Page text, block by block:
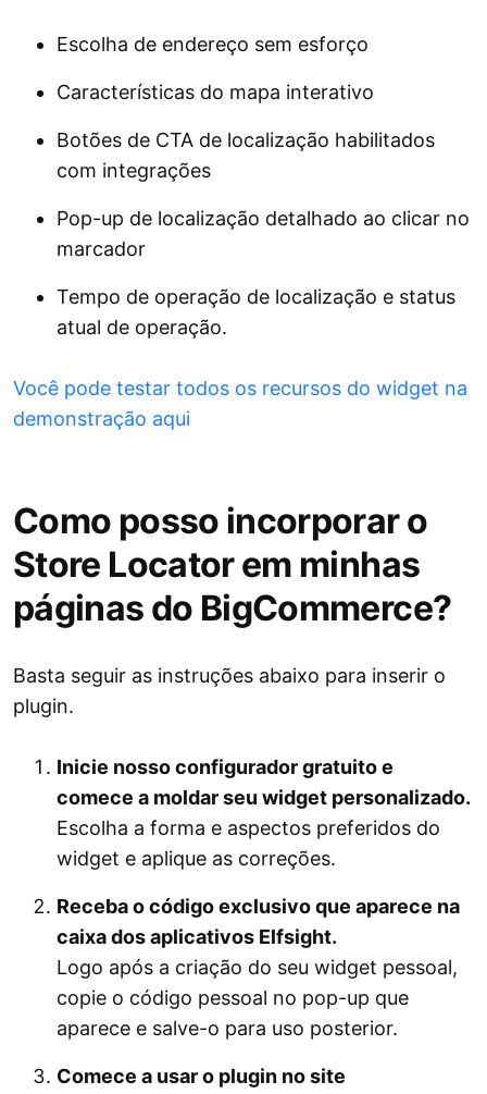
Escolha de endereço sem esforço
Características do mapa interativo
Botões de CTA de localização habilitados
com integrações
Pop-up de localização detalhado ao clicar no
marcador
Tempo de operação de localização e status
atual de operação.
Você pode testar todos os recursos do widget na
demonstração aqui
Como posso incorporar o
Store Locator em minhas
páginas do BigCommerce?
Basta seguir as instruções abaixo para inserir o
plugin.
Inicie nosso configurador gratuito e
comece a moldar seu widget personalizado.
Escolha a forma e aspectos preferidos do
widget e aplique as correções.
Receba o código exclusivo que aparece na
caixa dos aplicativos Elfsight.
Logo após a criação do seu widget pessoal,
copie o código pessoal no pop-up que
aparece e salve-o para uso posterior.
Comece a usar o plugin no site